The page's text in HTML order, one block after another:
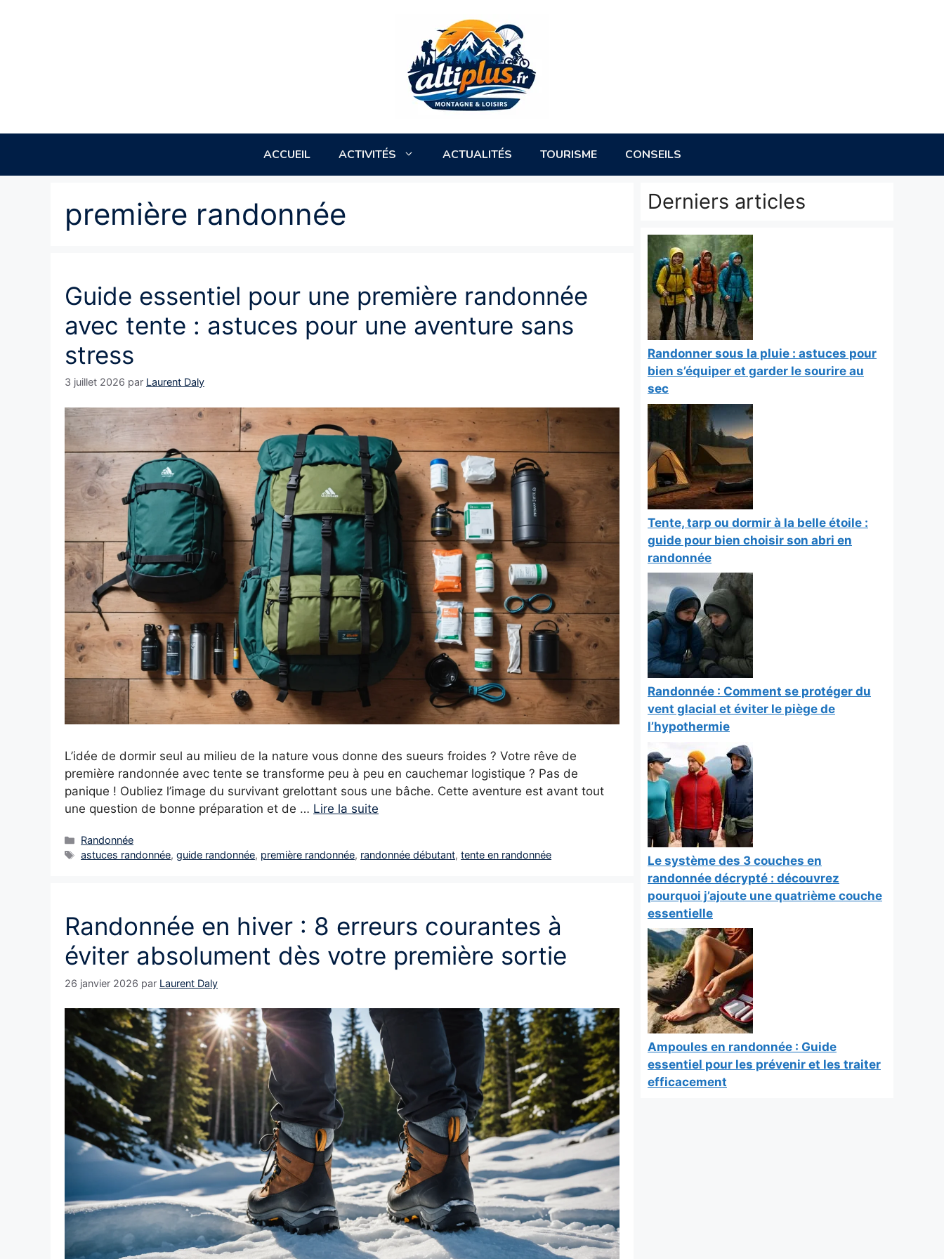
ACCUEIL ACTIVITÉS ACTUALITÉS TOURISME CONSEILS
première randonnée
Guide essentiel pour une première randonnée
avec tente : astuces pour une aventure sans
stress
3 juillet 2026 par Laurent Daly
L’idée de dormir seul au milieu de la nature vous donne des sueurs froides ? Votre rêve de
première randonnée avec tente se transforme peu à peu en cauchemar logistique ? Pas de
panique ! Oubliez l’image du survivant grelottant sous une bâche. Cette aventure est avant tout
une question de bonne préparation et de … Lire la suite
Catégories
Randonnée
Étiquettes
astuces randonnée,guide randonnée, première randonnée, randonnée débutant,tente en randonnée
Randonnée en hiver : 8 erreurs courantes à
éviter absolument dès votre première sortie
26 janvier 2026 par Laurent Daly
Derniers articles
Randonner sous la pluie : astuces pour
bien s’équiper et garder le sourire au
sec
Tente, tarp ou dormir à la belle étoile :
guide pour bien choisir son abri en
randonnée
Randonnée : Comment se protéger du
vent glacial et éviter le piège de
l’hypothermie
Le système des 3 couches en
randonnée décrypté : découvrez
pourquoi j’ajoute une quatrième couche
essentielle
Ampoules en randonnée : Guide
essentiel pour les prévenir et les traiter
efficacement